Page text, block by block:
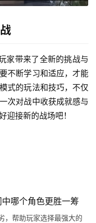
家带来了全新的挑战与
不断学习和适应，才能
式的玩法和技巧，不仅
次对战中收获成就感与
迎接新的战场吧！
哪个角色更胜一筹
，帮助玩家选择最强大的